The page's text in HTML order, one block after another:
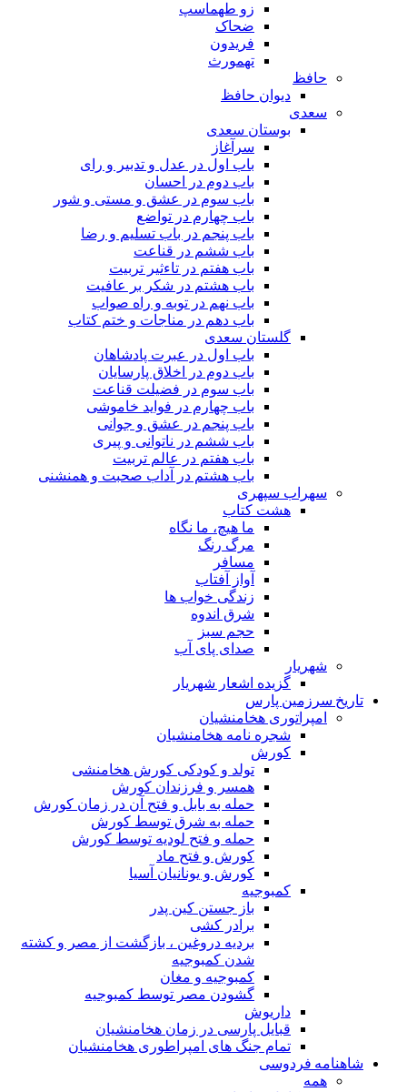
زو طهماسپ‏
ضحاک
فریدون
تهمورث
حافظ
دیوان حافظ
سعدی
بوستان سعدی
سرآغاز
باب اول در عدل و تدبیر و رای
باب دوم در احسان
باب سوم در عشق و مستی و شور
باب چهارم در تواضع
باب پنجم در باب تسلیم و رضا
باب ششم در قناعت
باب هفتم در تاءثیر تربیت
باب هشتم در شکر بر عافیت
باب نهم در توبه و راه صواب
باب دهم در مناجات و ختم کتاب
گلستان سعدی
باب اول در عبرت پادشاهان
باب دوم در اخلاق پارسایان
باب سوم در فضیلت قناعت
باب چهارم در فواید خاموشى
باب پنجم در عشق و جوانى
باب ششم در ناتوانى و پیرى
باب هفتم در عالم تربیت
باب هشتم در آداب صحبت و همنشنى
سهراب سپهری
هشت کتاب
ما هیچ، ما نگاه
مرگ رنگ
مسافر
آواز آفتاب
زندگی خواب ها
شرق اندوه
حجم سبز
صدای پای آب
شهریار
گزیده اشعار شهریار
تاریخ سرزمین پارس
امپراتوری هخامنشیان
شجره نامه هخامنشیان
کورش
تولد و کودکی کورش هخامنشی
همسر و فرزندان کورش
حمله به بابل و فتح آن در زمان کورش
حمله به شرق توسط کورش
حمله و فتح لودیه توسط کورش
کورش و فتح ماد
کورش و یونانیان آسیا
کمبوجیه
باز جستن کین پدر
برادر کشی
بردیه دروغین ، بازگشت از مصر و کشته
شدن کمبوجیه
کمبوجیه و مغان
گشودن مصر توسط کمبوجیه
داریوش
قبایل پارسی در زمان هخامنشیان
تمام جنگ های امپراطوری هخامنشیان
شاهنامه فردوسی
همه